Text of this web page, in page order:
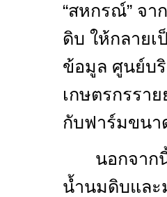
“สหกรณ์” จา
ดิบ ให้กลายเ
ข้อมูล ศูนย์บ
เกษตรกรรา
กับฟาร์มขนา
นอกจา
น้ำนมดิบแล